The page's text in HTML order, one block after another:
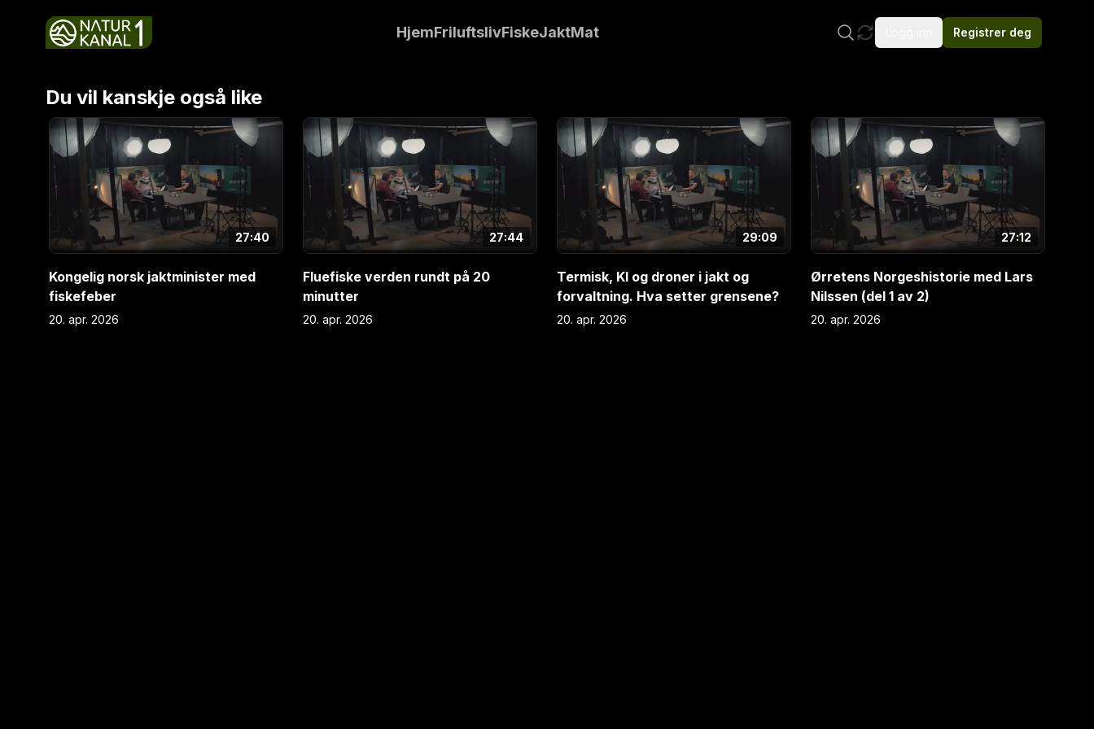
HjemFriluftslivFiskeJaktMat Registrer deg
kvalitetsforskjellen ifølge jegerkongen? Dessuten får du høre om
akvariefisken solabbor som endte opp i kunstnersjelens bakhage. I
studio: Espen Farstad, Jo Inge Breisjøberget og Trond Gunnar
Du vil kanskje også like
27:40
Kongelig norsk jaktminister med
fiskefeber
20. apr. 2026
E1
27:44
Fluefiske verden rundt på 20
minutter
20. apr. 2026
29:09
Termisk, KI og droner i jakt og
forvaltning. Hva setter grensene?
20. apr. 2026
27:12
Ørretens Norgeshistorie med Lars
Nilssen (del 1 av 2)
20. apr. 2026